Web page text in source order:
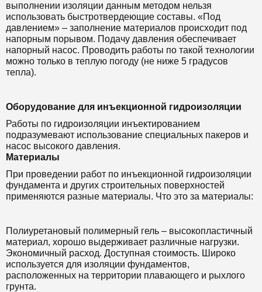
выполнении изоляции данным методом нельзя
использовать быстротвердеющие составы. «Под
давлением» – заполнение материалов происходит под
напорным порывом. Подачу давления обеспечивает
напорный насос. Проводить работы по такой технологии
можно только в теплую погоду (не ниже 5 градусов
тепла).
Оборудование для инъекционной гидроизоляции
Работы по гидроизоляции инъектированием
подразумевают использование специальных пакеров и
насос высокого давления.
Материалы
При проведении работ по инъекционной гидроизоляции
фундамента и других строительных поверхностей
применяются разные материалы. Что это за материалы:
Полиуретановый полимерный гель – высокопластичный
материал, хорошо выдерживает различные нагрузки.
Экономичный расход. Доступная стоимость. Широко
используется для изоляции фундаментов,
расположенных на территории плавающего и рыхлого
грунта.